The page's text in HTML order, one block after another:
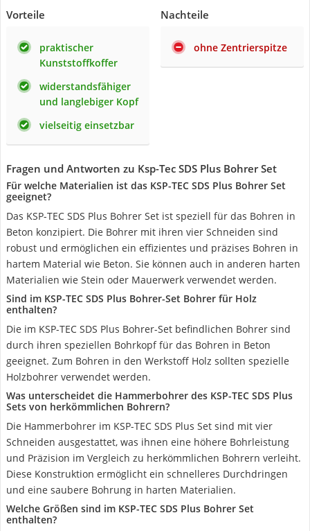
Vorteile
praktischer
Kunststoffkoffer
widerstandsfähiger
und langlebiger Kopf
vielseitig einsetzbar
Nachteile
ohne Zentrierspitze
Fragen und Antworten zu Ksp-Tec SDS Plus Bohrer Set
Für welche Materialien ist das KSP-TEC SDS Plus Bohrer Set
geeignet?
Das KSP-TEC SDS Plus Bohrer Set ist speziell für das Bohren in
Beton konzipiert. Die Bohrer mit ihren vier Schneiden sind
robust und ermöglichen ein effizientes und präzises Bohren in
hartem Material wie Beton. Sie können auch in anderen harten
Materialien wie Stein oder Mauerwerk verwendet werden.
Sind im KSP-TEC SDS Plus Bohrer-Set Bohrer für Holz
enthalten?
Die im KSP-TEC SDS Plus Bohrer-Set befindlichen Bohrer sind
durch ihren speziellen Bohrkopf für das Bohren in Beton
geeignet. Zum Bohren in den Werkstoff Holz sollten spezielle
Holzbohrer verwendet werden.
Was unterscheidet die Hammerbohrer des KSP-TEC SDS Plus
Sets von herkömmlichen Bohrern?
Die Hammerbohrer im KSP-TEC SDS Plus Set sind mit vier
Schneiden ausgestattet, was ihnen eine höhere Bohrleistung
und Präzision im Vergleich zu herkömmlichen Bohrern verleiht.
Diese Konstruktion ermöglicht ein schnelleres Durchdringen
und eine saubere Bohrung in harten Materialien.
Welche Größen sind im KSP-TEC SDS Plus Bohrer Set
enthalten?